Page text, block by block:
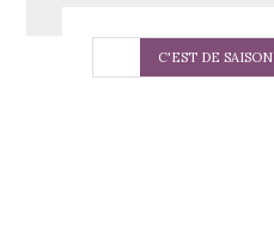
C'EST DE SAISON